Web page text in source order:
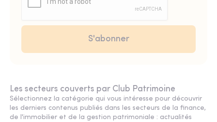
Les secteurs couverts par Club Patrimoine
Sélectionnez la catégorie qui vous intéresse pour découvrir
les derniers contenus publiés dans les secteurs de la finance,
de l'immobilier et de la gestion patrimoniale : actualités